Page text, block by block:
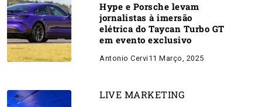
Hype e Porsche levam
jornalistas à imersão
elétrica do Taycan Turbo GT
em evento exclusivo
Antonio Cervi 11 Março, 2025
LIVE MARKETING